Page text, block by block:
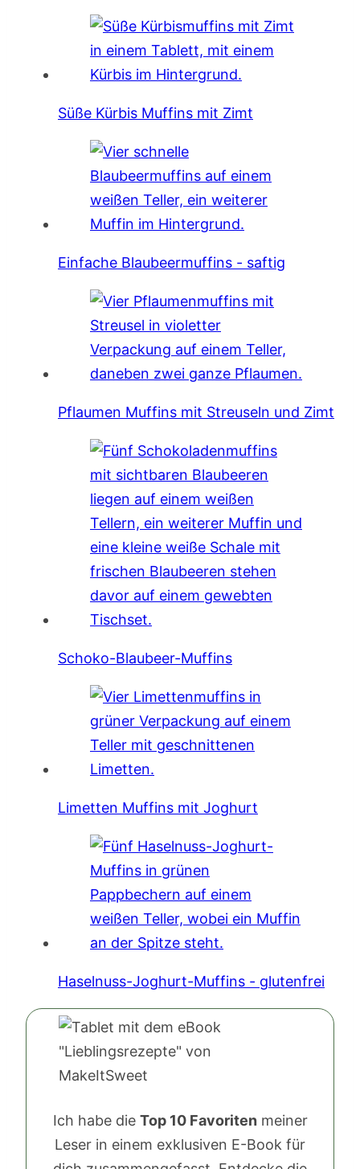
Süße Kürbis Muffins mit Zimt
Einfache Blaubeermuffins - saftig
Pflaumen Muffins mit Streuseln und Zimt
Schoko-Blaubeer-Muffins
Limetten Muffins mit Joghurt
Haselnuss-Joghurt-Muffins - glutenfrei
Ich habe die Top 10 Favoriten meiner
Leser in einem exklusiven E-Book für